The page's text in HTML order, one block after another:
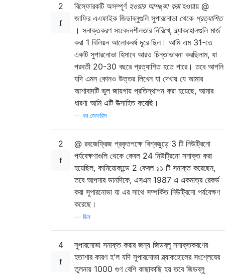
2 বিস্ফোরকটি অসম্পূর্ণ হওয়ার আশঙ্কা করাহওয়ায় @
জাফির এএফাইক জিডাব্লুগুলি সুপারনোভা থেকে প্রত্যাশিত
। সনাক্তকরণ সংবেদনশীলতার নিরিখে, ব্ল্যাকহোলগুলি মার্জ
করা 1 বিলিয়ন আলোকবর্ষ দূরে ছিল। আমি এম 31-তে
একটি সুপারনোভা হিসাবে আরও চিন্তাভাবনা করছিলাম, যা
পরবর্তী 20-30 বছরে প্রত্যাশিত হতে পারে। তবে আপনি
যদি এমন কোনও উত্তর লিখেন যা দেখায় যে আমার
আশাবাদটি ভুল জায়গায় প্রতিস্থাপন করা হয়েছে, আমার
ধারণা আমি এটি উত্সাহিত করেছি।
রব জেফরিস
2
@ রবজেফ্রিজ প্রকৃতপক্ষে বিশ্বজুড়ে 3 টি নিউট্রিনো
পর্যবেক্ষণাগুলি থেকে কেবল 24 নিউট্রিনো সনাক্ত করা
হয়েছিল, কামিয়োকান্ডে 2 কেবল ১১ টি সনাক্ত করেছেন,
তবে আপনার ডানদিকে, এসএন 1987 এ একমাত্র রেকর্ড
করা সুপারনোভা যা এর সাথে সম্পর্কিত নিউট্রিনো পর্যবেক্ষণ
করেছে।
ডিন
4
সুপারনোভা সনাক্ত করার জন্য জিডব্লু সনাক্তকরণের
হতাশার কারণ হ'ল যদি সুপারনোভা ব্ল্যাকহোলের সংশ্লেষের
তুলনায় 1000 গুণ বেশি কাছাকাছি হয় তবে জিডব্লু